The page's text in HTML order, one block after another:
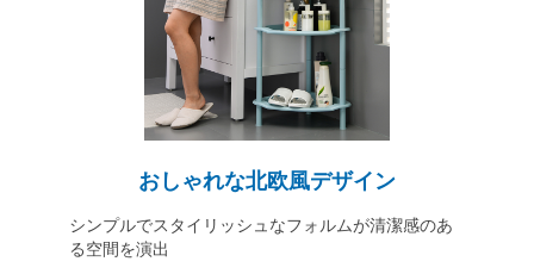
おしゃれな北欧風デザイン
シンプルでスタイリッシュなフォルムが清潔感のあ
る空間を演出